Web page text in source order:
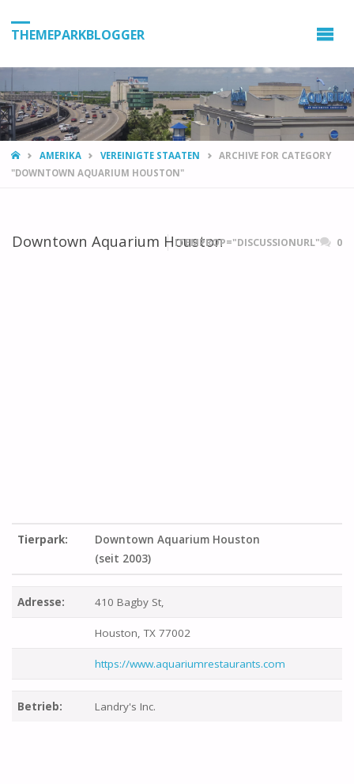
THEMEPARKBLOGGER
HOMEAMERIKA VEREINIGTE STAATEN
ARCHIVE FOR CATEGORY
"DOWNTOWN AQUARIUM HOUSTON"
Downtown Aquarium HoustonITEMPROP="DISCUSSIONURL" 0
Tierpark:
Downtown Aquarium Houston
(seit 2003)
Adresse: 410 Bagby St,
Houston, TX 77002
https://www.aquariumrestaurants.com
Betrieb: Landry's Inc.